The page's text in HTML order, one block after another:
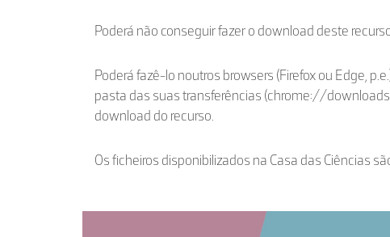
Poderá não conseguir fazer o download deste
Poderá fazê-lo noutros browsers (Firefox ou Edge,
pasta das suas transferências (chrome://
download do recurso.
Os ficheiros disponibilizados na Casa das Ciências